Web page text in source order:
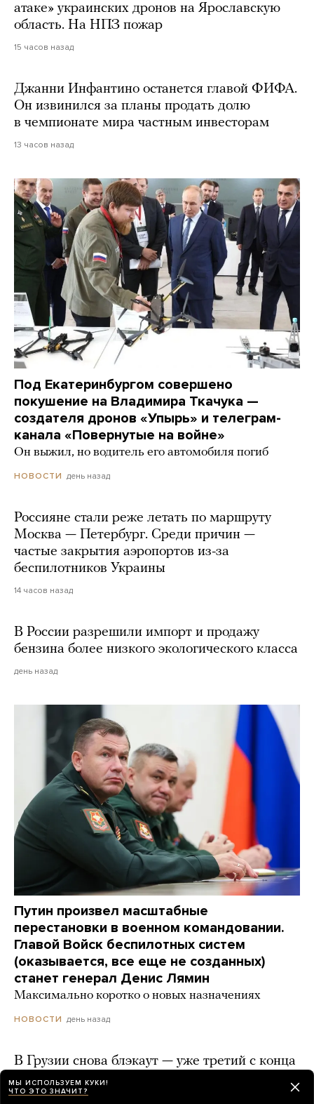
атаке» украинских дронов на Ярославскую
область. На НПЗ пожар
15 часов назад
Джанни Инфантино останется главой ФИФА.
Он извинился за планы продать долю
в чемпионате мира частным инвесторам
13 часов назад
Под Екатеринбургом совершено
покушение на Владимира Ткачука —
создателя дронов «Упырь» и телеграм-
канала «Повернутые на войне»
Он выжил, но водитель его автомобиля погиб
НОВОСТИ день назад
Россияне стали реже летать по маршруту
Москва — Петербург. Среди причин —
частые закрытия аэропортов из-за
беспилотников Украины
14 часов назад
В России разрешили импорт и продажу
бензина более низкого экологического класса
день назад
Путин произвел масштабные
перестановки в военном командовании.
Главой Войск беспилотных систем
(оказывается, все еще не созданных)
станет генерал Денис Лямин
Максимально коротко о новых назначениях
НОВОСТИ день назад
В Грузии снова блэкаут — уже третий с конца
июля
МЫ ИСПОЛЬЗУЕМ КУКИ!
ЧТО ЭТО ЗНАЧИТ?